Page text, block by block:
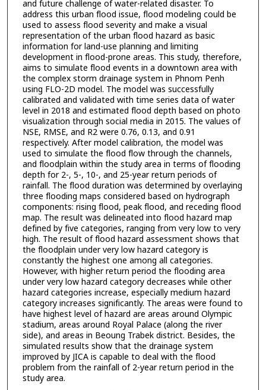
and future challenge of water-related disaster. To
address this urban flood issue, flood modeling could be
used to assess flood severity and make a visual
representation of the urban flood hazard as basic
information for land-use planning and limiting
development in flood-prone areas. This study, therefore,
aims to simulate flood events in a downtown area with
the complex storm drainage system in Phnom Penh
using FLO-2D model. The model was successfully
calibrated and validated with time series data of water
level in 2018 and estimated flood depth based on photo
visualization through social media in 2015. The values of
NSE, RMSE, and R2 were 0.76, 0.13, and 0.91
respectively. After model calibration, the model was
used to simulate the flood flow through the channels,
and floodplain within the study area in terms of flooding
depth for 2-, 5-, 10-, and 25-year return periods of
rainfall. The flood duration was determined by overlaying
three flooding maps considered based on hydrograph
components: rising flood, peak flood, and receding flood
map. The result was delineated into flood hazard map
defined by five categories, ranging from very low to very
high. The result of flood hazard assessment shows that
the floodplain under very low hazard category is
constantly the highest one among all categories.
However, with higher return period the flooding area
under very low hazard category decreases while other
hazard categories increase, especially medium hazard
category increases significantly. The areas were found to
have highest level of hazard are areas around Olympic
stadium, areas around Royal Palace (along the river
side), and areas in Beoung Trabek district. Besides, the
simulated results show that the drainage system
improved by JICA is capable to deal with the flood
problem from the rainfall of 2-year return period in the
study area.